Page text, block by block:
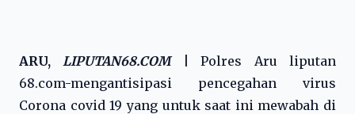
ARU,LIPUTAN68.COM|Polres Aru liputan
68.com-mengantisipasi pencegahan virus
Corona covid 19 yang untuk saat ini mewabah di